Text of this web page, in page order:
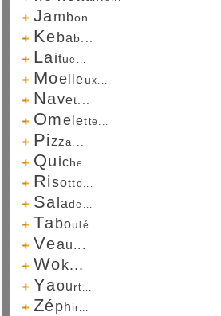
Jam bon...
Kebab...
Laitue...
Moe leux...
Navet...
Ome lette...
Pi zza...
Qu iche...
Risotto...
Salade...
Taboul é...
Veau...
Wok...
Yaourt...
Zéphir...